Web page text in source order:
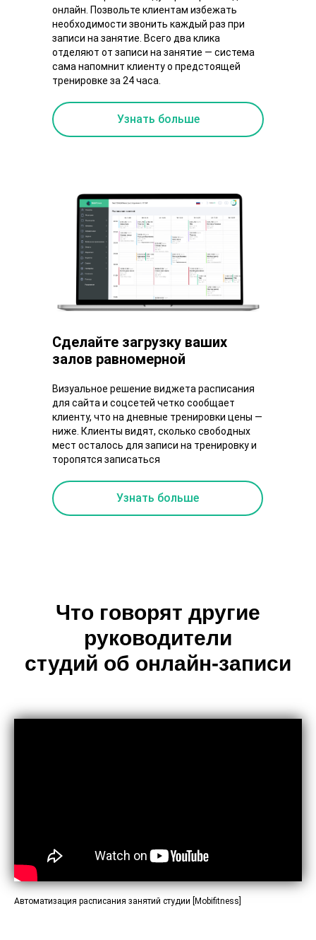
Визуальное решение виджета расписания
для сайта и соцсетей четко сообщает
клиенту, что на дневные тренировки цены —
ниже. Клиенты видят, сколько свободных
мест осталось для записи на тренировку и
торопятся записаться
Узнать больше
Сделайте загрузку ваших
залов равномерной
Узнать больше
онлайн. Позвольте клиентам избежать
необходимости звонить каждый раз при
записи на занятие. Всего два клика
отделяют от записи на занятие — система
сама напомнит клиенту о предстоящей
тренировке за 24 часа.
Что говорят другие
руководители
студий об онлайн-записи
Автоматизация расписания занятий студии [Mobifitness]